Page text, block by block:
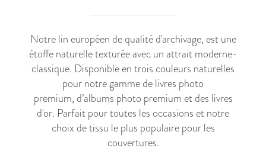
Notre lin européen de qualité d'archivage, est une
étoffe naturelle texturée avec un attrait moderne-
classique. Disponible en trois couleurs naturelles
pour notre gamme delivres photo
premium, d’albums photo premium et des livres
d'or. Parfait pour toutes les occasions et notre
choix de tissu le plus populaire pour les
couvertures.